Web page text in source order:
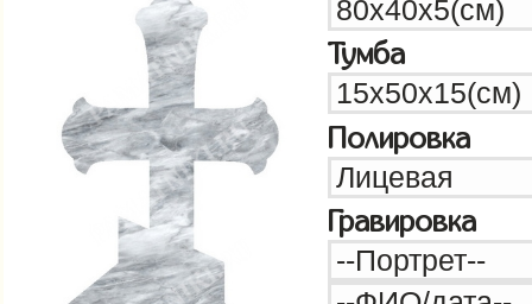
Тумба
Полировка
Гравировка